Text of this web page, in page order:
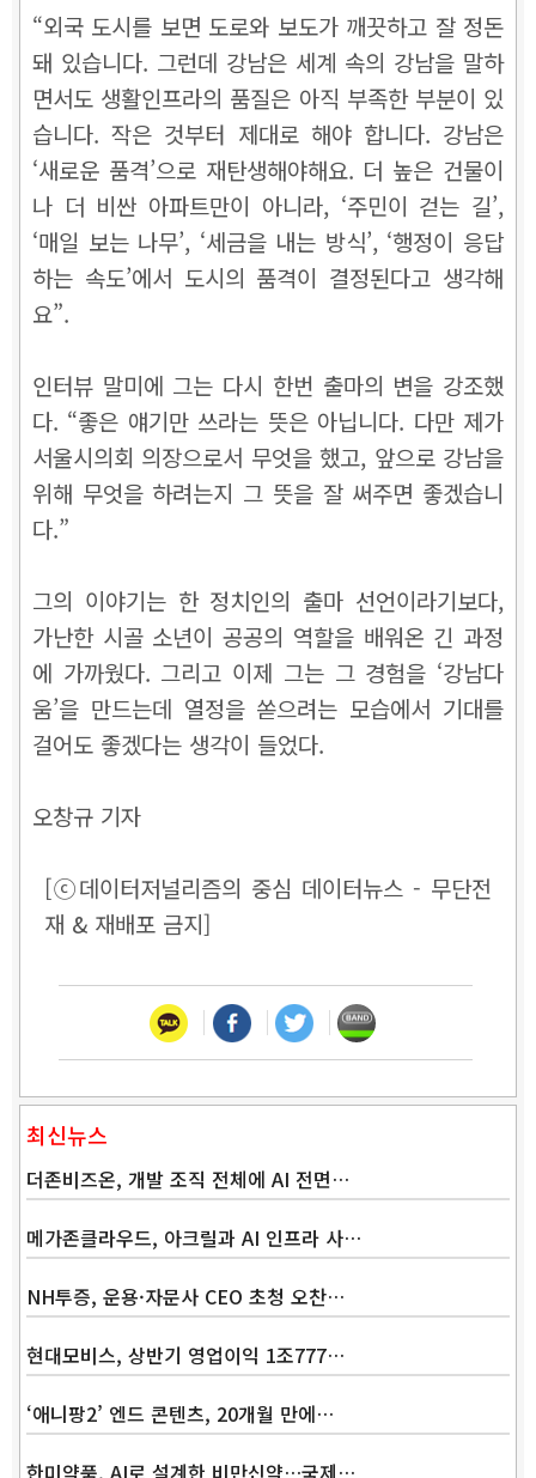
“외국 도시를 보면 도로와 보도가 깨끗하고 잘 정돈
돼 있습니다. 그런데 강남은 세계 속의 강남을 말하
면서도 생활인프라의 품질은 아직 부족한 부분이 있
습니다. 작은 것부터 제대로 해야 합니다. 강남은
‘새로운 품격’으로 재탄생해야해요. 더 높은 건물이
나 더 비싼 아파트만이 아니라, ‘주민이 걷는 길’,
‘매일 보는 나무’, ‘세금을 내는 방식’, ‘행정이 응답
하는 속도’에서 도시의 품격이 결정된다고 생각해
요”.
인터뷰 말미에 그는 다시 한번 출마의 변을 강조했
다. “좋은 얘기만 쓰라는 뜻은 아닙니다. 다만 제가
서울시의회 의장으로서 무엇을 했고, 앞으로 강남을
위해 무엇을 하려는지 그 뜻을 잘 써주면 좋겠습니
다.”
그의 이야기는 한 정치인의 출마 선언이라기보다,
가난한 시골 소년이 공공의 역할을 배워온 긴 과정
에 가까웠다. 그리고 이제 그는 그 경험을 ‘강남다
움’을 만드는데 열정을 쏟으려는 모습에서 기대를
걸어도 좋겠다는 생각이 들었다.
오창규 기자
[ⓒ데이터저널리즘의 중심 데이터뉴스 - 무단전
재 & 재배포 금지]
최신뉴스
더존비즈온, 개발 조직 전체에 AI 전면…
메가존클라우드, 아크릴과 AI 인프라 사…
NH투증, 운용·자문사 CEO 초청 오찬…
현대모비스, 상반기 영업이익 1조777…
‘애니팡2’ 엔드 콘텐츠, 20개월 만에…
한미약품, AI로 설계한 비만신약…국제…